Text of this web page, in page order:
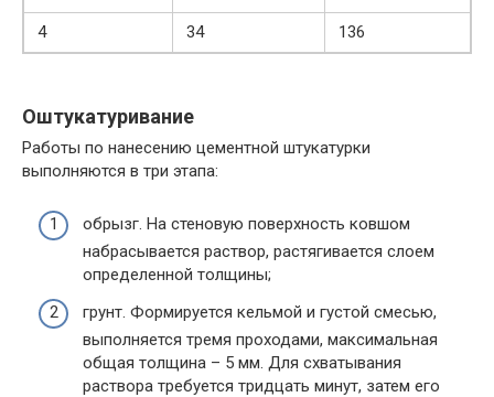
4
34 136
Оштукатуривание
Работы по нанесению цементной штукатурки
выполняются в три этапа:
обрызг. На стеновую поверхность ковшом
набрасывается раствор, растягивается слоем
определенной толщины;
грунт. Формируется кельмой и густой смесью,
выполняется тремя проходами, максимальная
общая толщина – 5 мм. Для схватывания
раствора требуется тридцать минут, затем его